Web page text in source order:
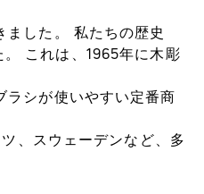
した。 私たちの歴史
これは、1965年に木彫
ラシが使いやすい定番商
、スウェーデンなど、多